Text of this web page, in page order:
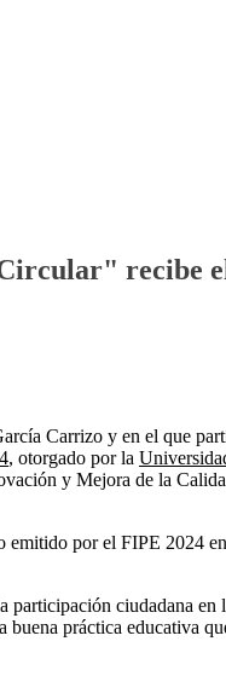
recibe
Carrizo y en el que
, otorgado por la
y Mejora de la
emitido por el FIPE 2024
participación ciudadana
práctica educativa